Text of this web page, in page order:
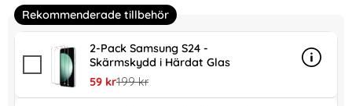
Rekommenderade tillbehör
2-Pack Samsung S24 -
Skärmskydd i Härdat Glas
rea pris
59 krtidigare pris
199 kr
Info
mer